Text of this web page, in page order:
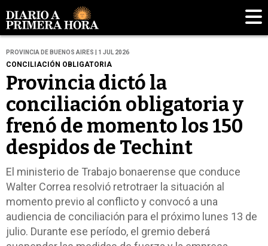
PROVINCIA DE BUENOS AIRES | 1 JUL 2026
CONCILIACIÓN OBLIGATORIA
Provincia dictó la
conciliación obligatoria y
frenó de momento los 150
despidos de Techint
El ministerio de Trabajo bonaerense que conduce
Walter Correa resolvió retrotraer la situación al
momento previo al conflicto y convocó a una
audiencia de conciliación para el próximo lunes 13 de
julio. Durante ese período, el gremio deberá